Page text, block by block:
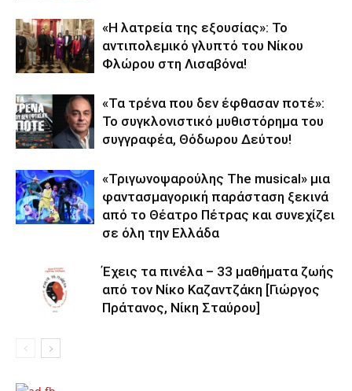
«Η λατρεία της εξουσίας»: Το
αντιπολεμικό γλυπτό του Νίκου
Φλώρου στη Λισαβόνα!
«Τα τρένα που δεν έφθασαν ποτέ»:
Το συγκλονιστικό μυθιστόρημα του
συγγραφέα, Θόδωρου Δεύτου!
«Τριγωνοψαρούλης The musical» μια
φαντασμαγορική παράσταση ξεκινά
από το Θέατρο Πέτρας και συνεχίζει
σε όλη την Ελλάδα
Έχεις τα πινέλα – 33 μαθήματα ζωής
από τον Νίκο Καζαντζάκη [Γιώργος
Πράτανος, Νίκη Σταύρου]